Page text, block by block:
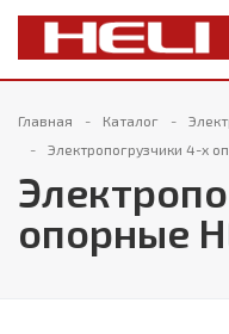
Главная Каталог
Электропогрузчики 4-х
опорные